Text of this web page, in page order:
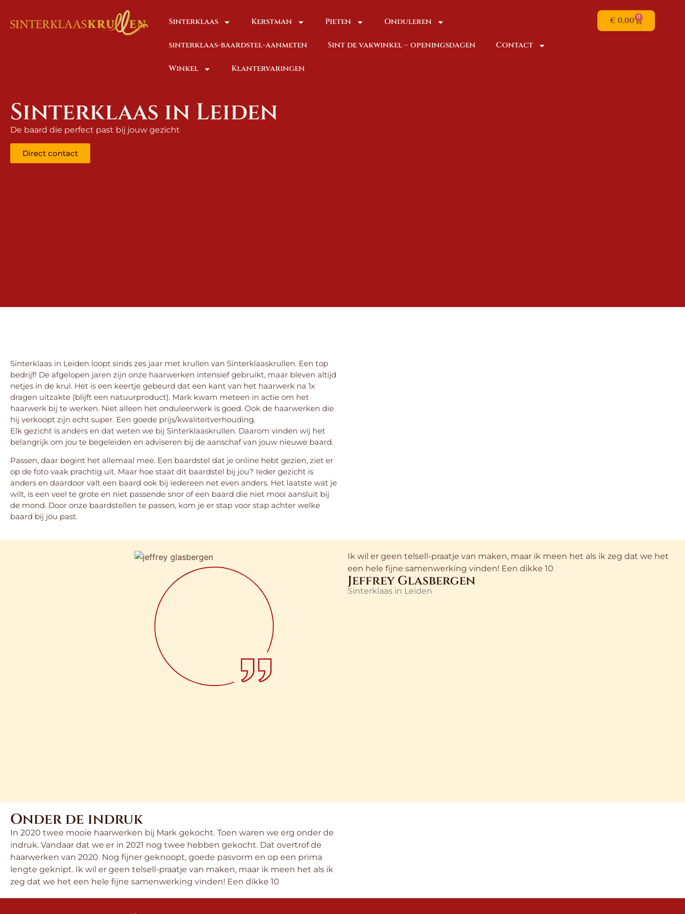
Sinterklaas Kerstman Pieten Onduleren
sinterklaas-baardstel-aanmeten Sint de vakwinkel – openingsdagen Contact
Winkel Klantervaringen
€0,00 0
Sinterklaas in Leiden
De baard die perfect past bij jouw gezicht
Direct contact
Sinterklaas in Leiden loopt sinds zes jaar met krullen van Sinterklaaskrullen. Een top
bedrijf! De afgelopen jaren zijn onze haarwerken intensief gebruikt, maar bleven altijd
netjes in de krul. Het is een keertje gebeurd dat een kant van het haarwerk na 1x
dragen uitzakte (blijft een natuurproduct). Mark kwam meteen in actie om het
haarwerk bij te werken. Niet alleen het onduleerwerk is goed. Ook de haarwerken die
hij verkoopt zijn echt super. Een goede prijs/kwaliteitverhouding.
Elk gezicht is anders en dat weten we bij Sinterklaaskrullen. Daarom vinden wij het
belangrijk om jou te begeleiden en adviseren bij de aanschaf van jouw nieuwe baard.
Passen, daar begint het allemaal mee. Een baardstel dat je online hebt gezien, ziet er
op de foto vaak prachtig uit. Maar hoe staat dit baardstel bij jou? Ieder gezicht is
anders en daardoor valt een baard ook bij iedereen net even anders. Het laatste wat je
wilt, is een veel te grote en niet passende snor of een baard die niet mooi aansluit bij
de mond. Door onze baardstellen te passen, kom je er stap voor stap achter welke
baard bij jou past.
Ik wil er geen telsell-praatje van maken, maar ik meen het als ik zeg dat we het
een hele fijne samenwerking vinden! Een dikke 10
Jeffrey Glasbergen
Sinterklaas in Leiden
Onder de indruk
In 2020 twee mooie haarwerken bij Mark gekocht. Toen waren we erg onder de
indruk. Vandaar dat we er in 2021 nog twee hebben gekocht. Dat overtrof de
haarwerken van 2020. Nog fijner geknoopt, goede pasvorm en op een prima
lengte geknipt. Ik wil er geen telsell-praatje van maken, maar ik meen het als ik
zeg dat we het een hele fijne samenwerking vinden! Een dikke 10